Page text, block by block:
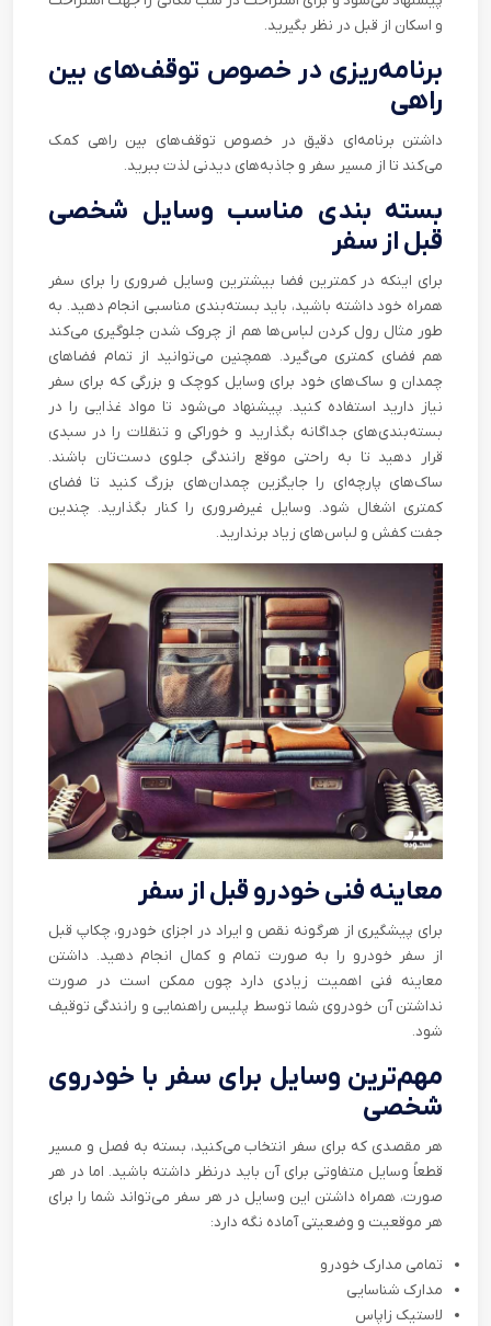
و اسکان از قبل در نظر بگیرید.
برنامه‌ریزی در خصوص توقف‌های بین
راهی
داشتن برنامه‌ای دقیق در خصوص توقف‌های بین راهی کمک
می‌کند تا از مسیر سفر و جاذبه‌های دیدنی لذت ببرید.
بسته بندی مناسب وسایل شخصی
قبل از سفر
برای اینکه در کمترین فضا بیشترین وسایل ضروری را برای سفر
همراه خود داشته باشید، باید بسته‌بندی مناسبی انجام دهید. به
طور مثال رول کردن لباس‌ها هم از چروک شدن جلوگیری می‌کند
هم فضای کمتری می‌گیرد. همچنین می‌توانید از تمام فضاهای
چمدان و ساک‌های خود برای وسایل کوچک و بزرگی که برای سفر
نیاز دارید استفاده کنید. پیشنهاد می‌شود تا مواد غذایی را در
بسته‌بندی‌های جداگانه بگذارید و خوراکی و تنقلات را در سبدی
قرار دهید تا به راحتی موقع رانندگی جلوی دست‌تان باشند.
ساک‌های پارچه‌ای را جایگزین چمدان‌های بزرگ کنید تا فضای
کمتری اشغال شود. وسایل غیرضروری را کنار بگذارید. چندین
جفت کفش و لباس‌های زیاد برندارید.
معاینه فنی خودرو قبل از سفر
برای پیشگیری از هرگونه نقص و ایراد در اجزای خودرو، چکاپ قبل
از سفر خودرو را به صورت تمام و کمال انجام دهید. داشتن
معاینه فنی اهمیت زیادی دارد چون ممکن است در صورت
نداشتن آن خودروی شما توسط پلیس راهنمایی و رانندگی توقیف
شود.
مهم‌ترین وسایل برای سفر با خودروی
شخصی
هر مقصدی که برای سفر انتخاب می‌کنید، بسته به فصل و مسیر
قطعاً وسایل متفاوتی برای آن باید درنظر داشته باشید. اما در هر
صورت، همراه داشتن این وسایل در هر سفر می‌تواند شما را برای
هر موقعیت و وضعیتی آماده نگه دارد:
تمامی مدارک خودرو
مدارک شناسایی
لاستیک زاپاس